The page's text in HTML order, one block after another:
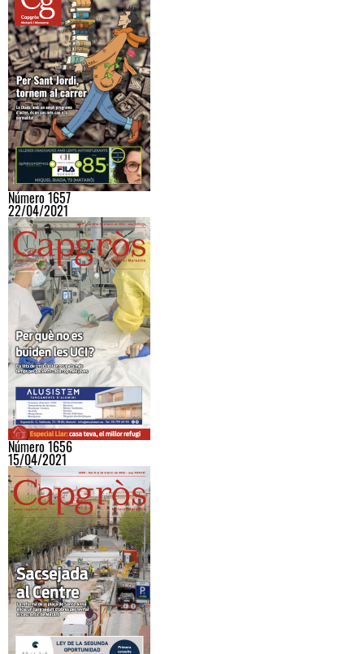
Número 1657
22/04/2021
Número 1656
15/04/2021